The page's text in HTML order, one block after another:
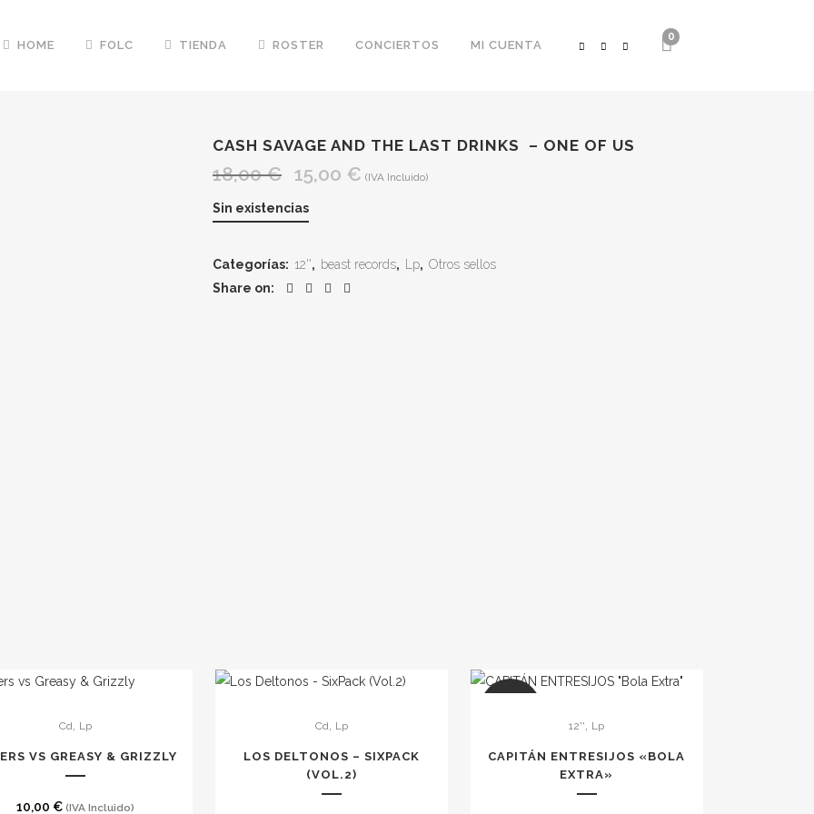
0
HOME FOLC TIENDA ROSTER CONCIERTOS MI CUENTA
CASH SAVAGE AND THE LAST DRINKS ‎ – ONE OF US
18,00€
El
original
18,00 €.
15,00 € El
15,00 €.
(IVA Incluido)
Sin existencias
Categorías: 12'', beast records, Lp, Otros sellos
Share on:
Cd Lp
VS GREASY & GRIZZLY
10,00 € (IVA Incluido)
Cd Lp
LOS DELTONOS – SIXPACK
(VOL.2)
12'' Lp
CAPITÁN ENTRESIJOS «BOLA
EXTRA»